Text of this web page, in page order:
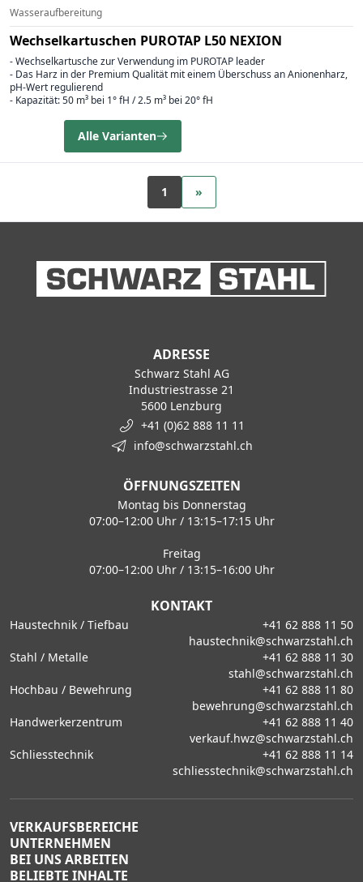
Wasseraufbereitung
Wechselkartuschen PUROTAP L50 NEXION
- Wechselkartusche zur Verwendung im PUROTAP leader
- Das Harz in der Premium Qualität mit einem Überschuss an Anionenharz,
pH-Wert regulierend
- Kapazität: 50 m³ bei 1° fH / 2.5 m³ bei 20° fH
Alle Varianten
1 »
ADRESSE
Schwarz Stahl AG
Industriestrasse 21
5600 Lenzburg
+41 (0)62 888 11 11
info@schwarzstahl.ch
ÖFFNUNGSZEITEN
Montag bis Donnerstag
07:00–12:00 Uhr / 13:15–17:15 Uhr
Freitag
07:00–12:00 Uhr / 13:15–16:00 Uhr
KONTAKT
Haustechnik / Tiefbau
+41 62 888 11 50
haustechnik@schwarzstahl.ch
Stahl / Metalle
+41 62 888 11 30
stahl@schwarzstahl.ch
Hochbau / Bewehrung
+41 62 888 11 80
bewehrung@schwarzstahl.ch
Handwerkerzentrum
+41 62 888 11 40
verkauf.hwz@schwarzstahl.ch
Schliesstechnik
+41 62 888 11 14
schliesstechnik@schwarzstahl.ch
VERKAUFSBEREICHE
UNTERNEHMEN
BEI UNS ARBEITEN
BELIEBTE INHALTE